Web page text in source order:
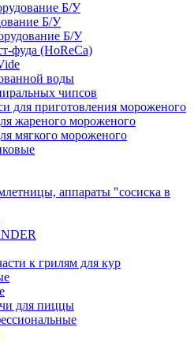
Б/У
Б/У
Б/У
фуда (HoReCa)
воды
чипсов
для приготовления мороженого
жареного мороженого
мягкого мороженого
аппараты "сосиска в
к грилям для кур
для пиццы